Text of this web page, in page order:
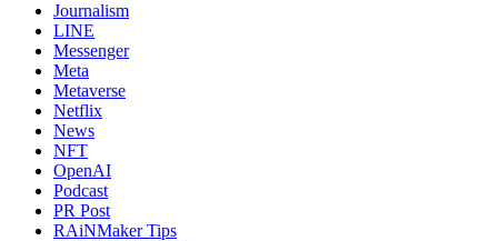
Journalism
LINE
Messenger
Meta
Metaverse
Netflix
News
NFT
OpenAI
Podcast
PR Post
RAiNMaker Tips